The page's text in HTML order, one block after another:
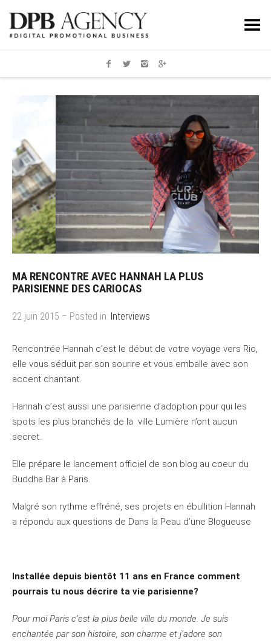
Toggle Menu
MA RENCONTRE AVEC HANNAH LA PLUS
PARISIENNE DES CARIOCAS
22 juin 2015 – Posted in: Interviews
Rencontrée Hannah c’est le début de votre voyage vers Rio,
elle vous séduit par son sourire et vous emballe avec son
accent chantant.
Hannah c’est aussi une parisienne d’adoption pour qui les
spots les plus branchés de la ville Lumière n’ont aucun
secret.
Elle prépare le lancement officiel de son blog au coeur du
Buddha Bar à Paris.
Malgré son rythme effréné, ses projets en ébullition Hannah
a répondu aux questions de Dans la Peau d’une Blogueuse
Installée depuis bientôt 11 ans en France comment
pourrais tu nous décrire ta vie parisienne?
Pour moi Paris c’est la plus belle ville du monde. Je suis
enchantée par son histoire, son charme et j’adore son